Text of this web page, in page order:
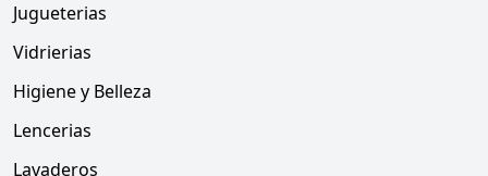
Jugueterias
Vidrierias
Higiene y Belleza
Lencerias
Lavaderos